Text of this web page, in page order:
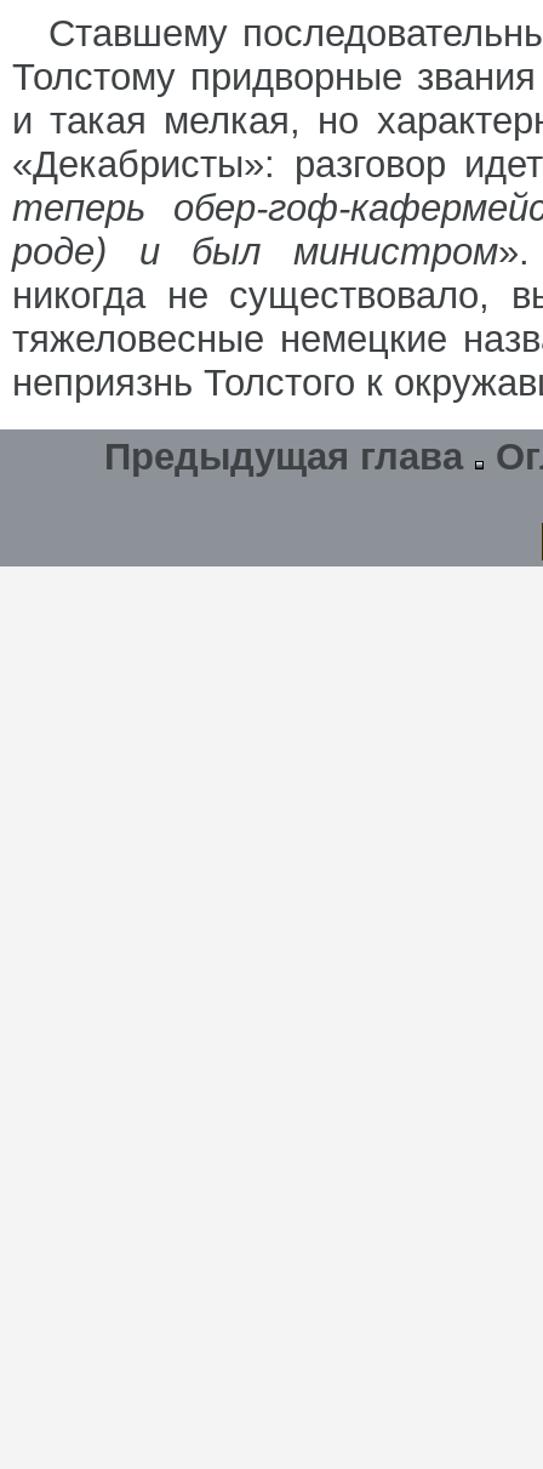
Ставшему
Толстому придворные
и такая мелкая, но
«Декабристы»: разговор
теперь обер-гоф-
роде) и был министром».
никогда не существовало,
тяжеловесные немецкие
неприязнь Толстого к
Предыдущая глава